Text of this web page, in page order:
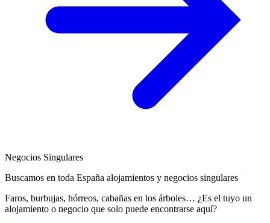
Negocios Singulares
Buscamos en toda España alojamientos y negocios singulares
Faros, burbujas, hórreos, cabañas en los árboles… ¿Es el tuyo un
alojamiento o negocio que solo puede encontrarse aquí?